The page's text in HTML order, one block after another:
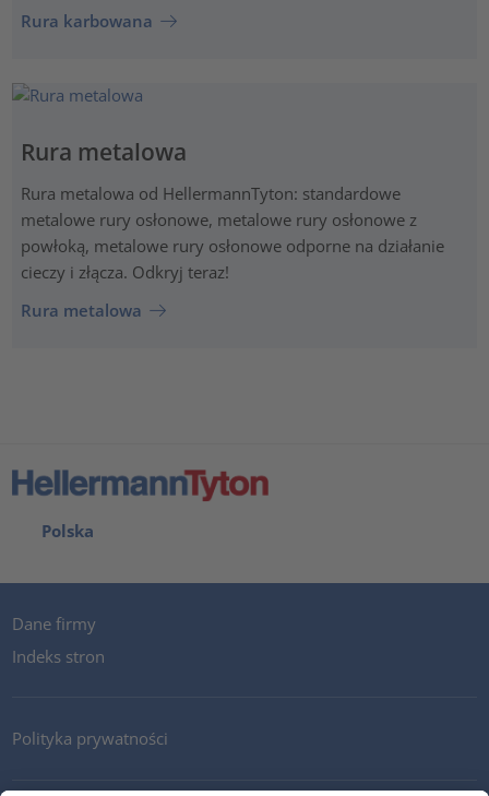
Rura karbowana
Rura metalowa
Rura metalowa od HellermannTyton: standardowe
metalowe rury osłonowe, metalowe rury osłonowe z
powłoką, metalowe rury osłonowe odporne na działanie
cieczy i złącza. Odkryj teraz!
Rura metalowa
Polska
Dane firmy
Indeks stron
Polityka prywatności